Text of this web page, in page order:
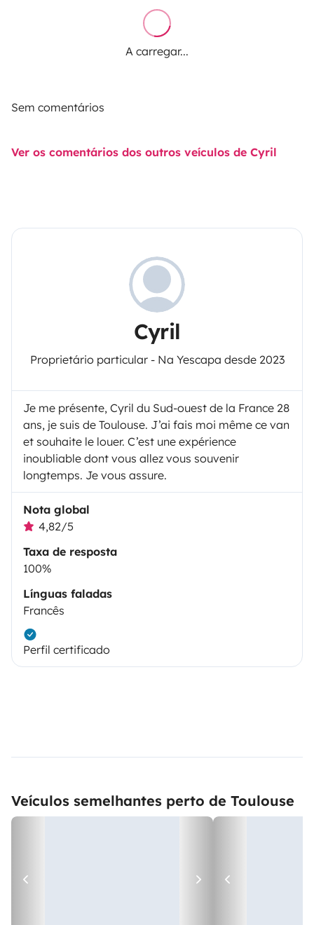
A carregar...
Sem comentários
Ver os comentários dos outros veículos de Cyril
Cyril
Proprietário particular - Na Yescapa desde 2023
Je me présente, Cyril du Sud-ouest de la France 28
ans, je suis de Toulouse. J’ai fais moi même ce van
et souhaite le louer. C’est une expérience
inoubliable dont vous allez vous souvenir
longtemps. Je vous assure.
Nota global
4,82/5
Taxa de resposta
100%
Línguas faladas
Francês
Perfil certificado
Veículos semelhantes perto de Toulouse